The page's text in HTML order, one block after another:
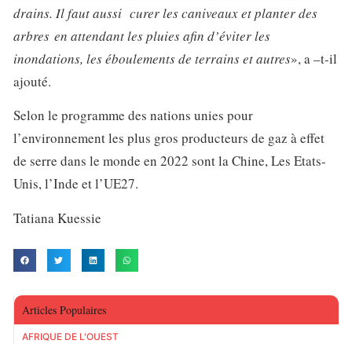
drains. Il faut aussi curer les caniveaux et planter des
arbres en attendant les pluies afin d’éviter les
inondations, les éboulements de terrains et autres», a –t-il
ajouté.
Selon le programme des nations unies pour
l’environnement les plus gros producteurs de gaz à effet
de serre dans le monde en 2022 sont la Chine, Les Etats-
Unis, l’Inde et l’UE27.
Tatiana Kuessie
Articles Populaires
AFRIQUE DE L'OUEST